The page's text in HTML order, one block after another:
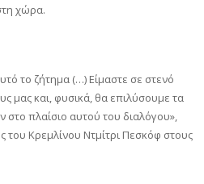
χώρα.
το ζήτημα (…) Είμαστε σε στενό
μας και, φυσικά, θα επιλύσουμε τα
πλαίσιο αυτού του διαλόγου»,
Κρεμλίνου Ντμίτρι Πεσκόφ στους